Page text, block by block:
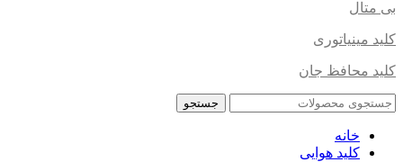
بی متال
کلید مینیاتوری
کلید محافظ جان
جستجو
خانه
کلید هوایی